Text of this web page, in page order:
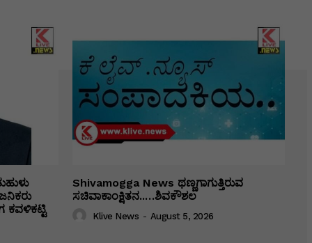
ಕವಳಿಕಟ್ಟಿ
Shivamogga News ಥಣ್ಣಗಾಗುತ್ತಿರುವ
ಸಚಿವಾಕಾಂಕ್ಷಿತನ..…ಶಿವಕೌಶಲ
Klive News - August 5, 2026